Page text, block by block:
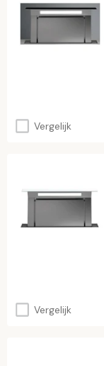
Vergelijk
Vergelijk